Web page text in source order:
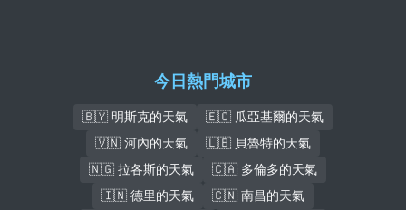
今日熱門城市
🇧🇾 明斯克的天氣
🇪🇨 瓜亞基爾的天氣
🇻🇳 河內的天氣
🇱🇧 貝魯特的天氣
🇳🇬 拉各斯的天氣
🇨🇦 多倫多的天氣
🇮🇳 德里的天氣
🇨🇳 南昌的天氣